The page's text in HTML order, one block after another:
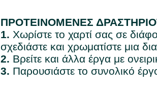
ΠΡΟΤΕΙΝΟΜΕΝΕΣ
1. Χωρίστε το χαρτί σας σε
σχεδιάστε και χρωματίστε μια
2. Βρείτε και άλλα έργα με
3. Παρουσιάστε το συνολικό